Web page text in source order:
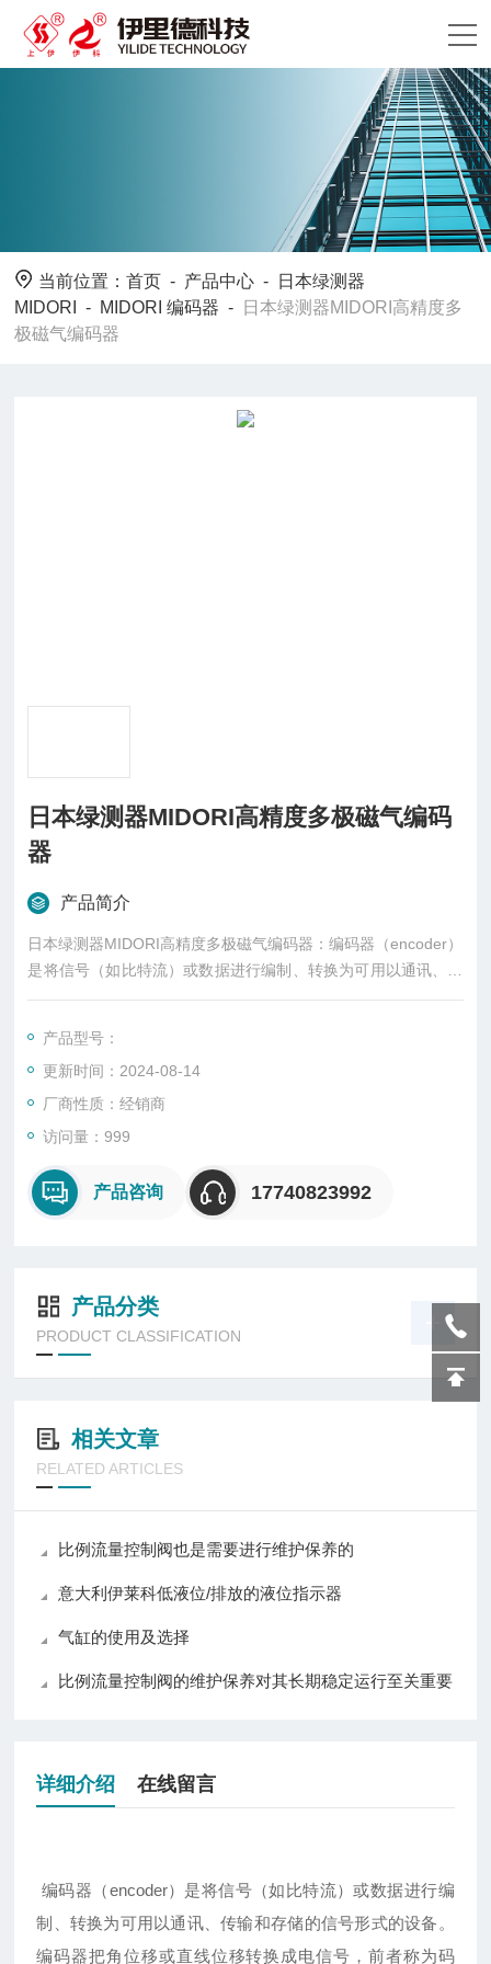
当前位置：首页 - 产品中心 -
日本绿测器
MIDORI
- MIDORI 编码器 -
日本绿测器MIDORI高精度多
极磁气编码器
日本绿测器MIDORI高精度多极磁气编码
器
产品简介
日本绿测器MIDORI高精度多极磁气编码器：编码器（encoder）
是将信号（如比特流）或数据进行编制、转换为可用以通讯、传
输和存储的信号形式的设备。
产品型号：
更新时间：2024-08-14
厂商性质：经销商
访问量：999
产品咨询 17740823992
产品分类
PRODUCT CLASSIFICATION
相关文章
RELATED ARTICLES
比例流量控制阀也是需要进行维护保养的
意大利伊莱科低液位/排放的液位指示器
气缸的使用及选择
比例流量控制阀的维护保养对其长期稳定运行至关重要
详细介绍 在线留言
编码器（encoder）是将信号（如比特流）或数据进行编
制、转换为可用以通讯、传输和存储的信号形式的设备。
编码器把角位移或直线位移转换成电信号，前者称为码